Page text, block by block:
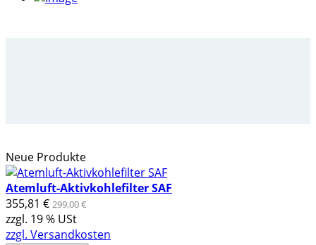
Neue Produkte
Atemluft-Aktivkohlefilter SAF
355,81 € 299,00 €
zzgl. 19 % USt
zzgl. Versandkosten